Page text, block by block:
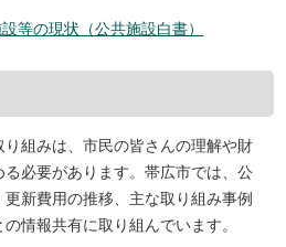
等の現状（公共施設白書）
組みは、市民の皆さんの理解や財
必要があります。帯広市では、公
新費用の推移、主な取り組み事例
情報共有に取り組んでいます。